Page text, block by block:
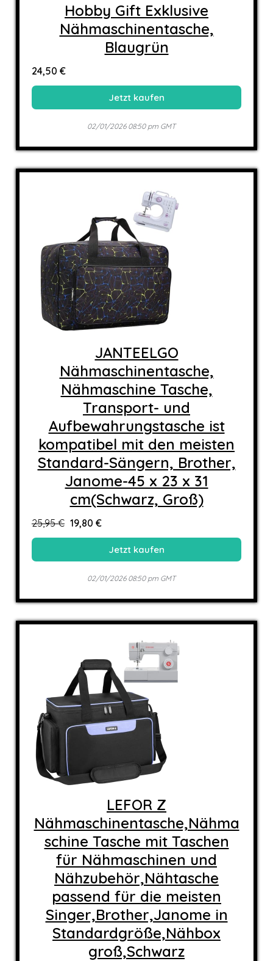
Hobby Gift Exklusive
Nähmaschinentasche,
Blaugrün
24,50 €
Jetzt kaufen
02/01/2026 08:50 pm GMT
JANTEELGO
Nähmaschinentasche,
Nähmaschine Tasche,
Transport- und
Aufbewahrungstasche ist
kompatibel mit den meisten
Standard-Sängern, Brother,
Janome-45 x 23 x 31
cm(Schwarz, Groß)
25,95 € 19,80 €
Jetzt kaufen
02/01/2026 08:50 pm GMT
LEFOR Z
Nähmaschinentasche,Nähma
schine Tasche mit Taschen
für Nähmaschinen und
Nähzubehör,Nähtasche
passend für die meisten
Singer,Brother,Janome in
Standardgröße,Nähbox
groß,Schwarz